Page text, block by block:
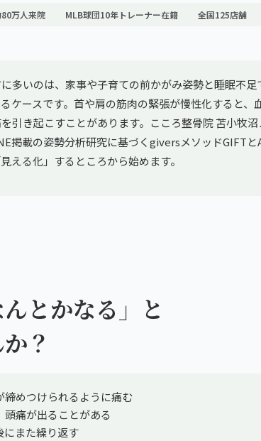
万人来院 MLB球団10年トレーナー在籍 全国125店舗
多いのは、家事や子育ての前かがみ姿勢と睡眠不足
ケースです。首や肩の筋肉の緊張が慢性化すると、
引き起こすことがあります。こころ整骨院 苫小牧沼
掲載の姿勢分析研究に基づくgiversメソッドGIFTと
える化」するところから始めます。
んとかなる」と
？
めつけられるように痛む
痛が出ることがある
にまた繰り返す